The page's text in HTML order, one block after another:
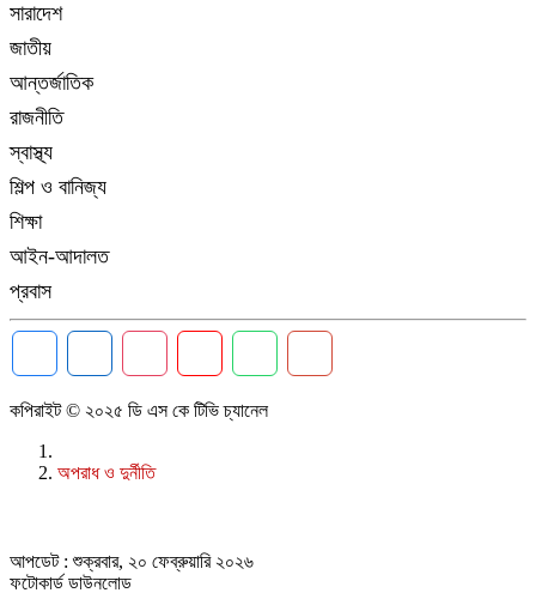
সারাদেশ
জাতীয়
আন্তর্জাতিক
রাজনীতি
স্বাস্থ্য
শিল্প ও বানিজ্য
শিক্ষা
আইন-আদালত
প্রবাস
কপিরাইট © ২০২৫ ডি এস কে টিভি চ্যানেল
অপরাধ ও দুর্নীতি
আপডেট : শুক্রবার, ২০ ফেব্রুয়ারি ২০২৬
ফটোকার্ড ডাউনলোড